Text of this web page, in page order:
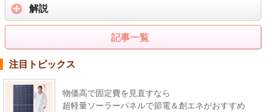
解説
記事一覧
注目トピックス
物価高で固定費を見直すなら
超軽量ソーラーパネルで節電＆創エネがおすすめ